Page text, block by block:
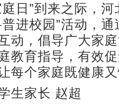
”到来之际，河
进校园”活动，
动，倡导广大家
教育指导，有效
每个家庭既健康
家长 赵超